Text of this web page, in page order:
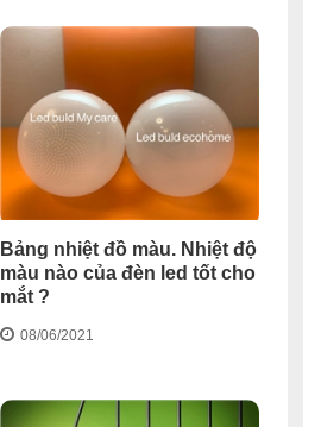
Bảng nhiệt đồ màu. Nhiệt độ
màu nào của đèn led tốt cho
mắt ?
08/06/2021